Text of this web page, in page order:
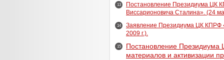
13
Постановление Президиума ЦК
Виссарионовича Сталина». (24
14
Заявление Президиума ЦК КПРФ
2009 г.).
15
Постановление
материалов и активизации